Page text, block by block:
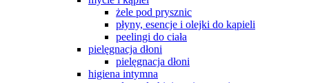
żele pod prysznic
płyny, esencje i olejki do kąpieli
peelingi do ciała
pielęgnacja dłoni
pielęgnacja dłoni
higiena intymna